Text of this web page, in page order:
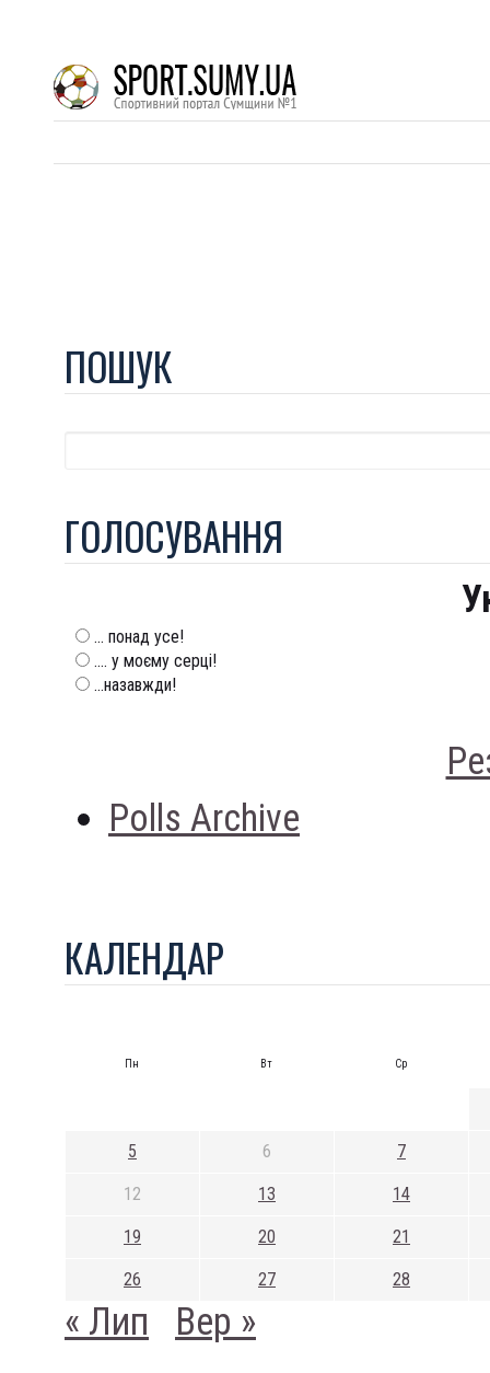
ПОШУК
ГОЛОСУВАННЯ
... понад усе!
.... у моєму серці!
...назавжди!
Polls Archive
КАЛЕНДАР
Пн Вт Ср
5 6 7
12 13 14
19 20 21
26 27 28
« Лип Вер »